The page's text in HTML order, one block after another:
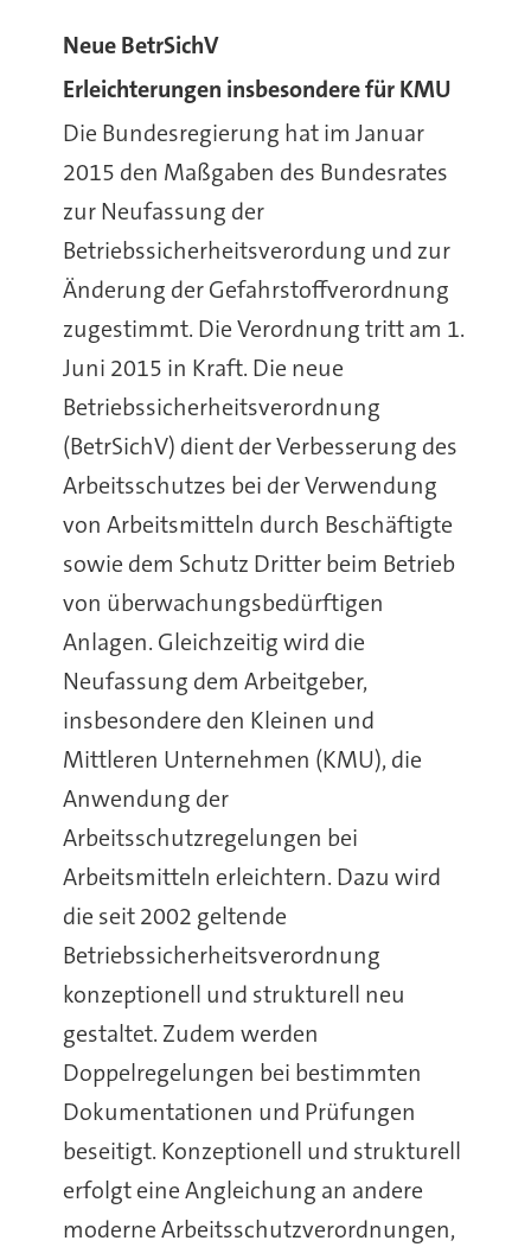
Neue BetrSichV
Erleichterungen insbesondere für KMU
Die Bundesregierung hat im Januar
2015 den Maßgaben des Bundesrates
zur Neufassung der
Betriebssicherheitsverordung und zur
Änderung der Gefahrstoffverordnung
zugestimmt. Die Verordnung tritt am 1.
Juni 2015 in Kraft. Die neue
Betriebssicherheitsverordnung
(BetrSichV) dient der Verbesserung des
Arbeitsschutzes bei der Verwendung
von Arbeitsmitteln durch Beschäftigte
sowie dem Schutz Dritter beim Betrieb
von überwachungsbedürftigen
Anlagen. Gleichzeitig wird die
Neufassung dem Arbeitgeber,
insbesondere den Kleinen und
Mittleren Unternehmen (KMU), die
Anwendung der
Arbeitsschutzregelungen bei
Arbeitsmitteln erleichtern. Dazu wird
die seit 2002 geltende
Betriebssicherheitsverordnung
konzeptionell und strukturell neu
gestaltet. Zudem werden
Doppelregelungen bei bestimmten
Dokumentationen und Prüfungen
beseitigt. Konzeptionell und strukturell
erfolgt eine Angleichung an andere
moderne Arbeitsschutzverordnungen,